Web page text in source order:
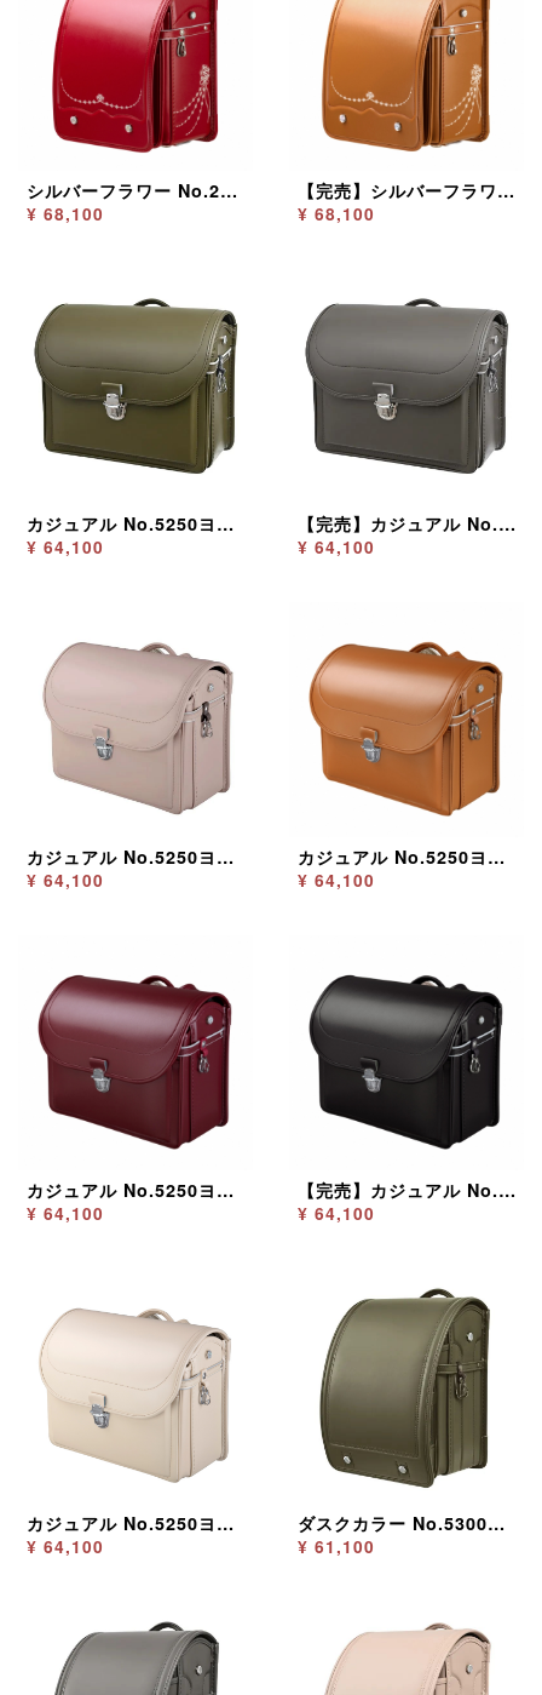
シルバーフラワー No.2275 チェリー
¥ 68,100
【完売】シルバーフラワー No.2275 キャメル
¥ 68,100
カジュアル No.5250ヨコ型 ダスクカーキ
¥ 64,100
【完売】カジュアル No.5250ヨコ型 ダスクグレー
¥ 64,100
カジュアル No.5250ヨコ型 ペールトープ
¥ 64,100
カジュアル No.5250ヨコ型 キャメル
¥ 64,100
カジュアル No.5250ヨコ型 ボルドー
¥ 64,100
【完売】カジュアル No.5250ヨコ型 ブラック
¥ 64,100
カジュアル No.5250ヨコ型 ベージュ
¥ 64,100
ダスクカラー No.5300 ダスクカーキ
¥ 61,100